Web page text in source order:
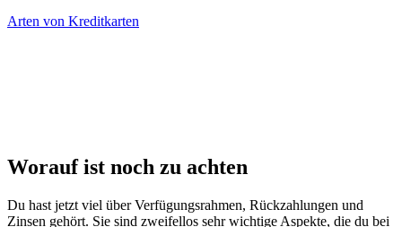
Arten von Kreditkarten
Worauf ist noch zu achten
Du hast jetzt viel über Verfügungsrahmen, Rückzahlungen und
Zinsen gehört. Sie sind zweifellos sehr wichtige Aspekte, die du bei